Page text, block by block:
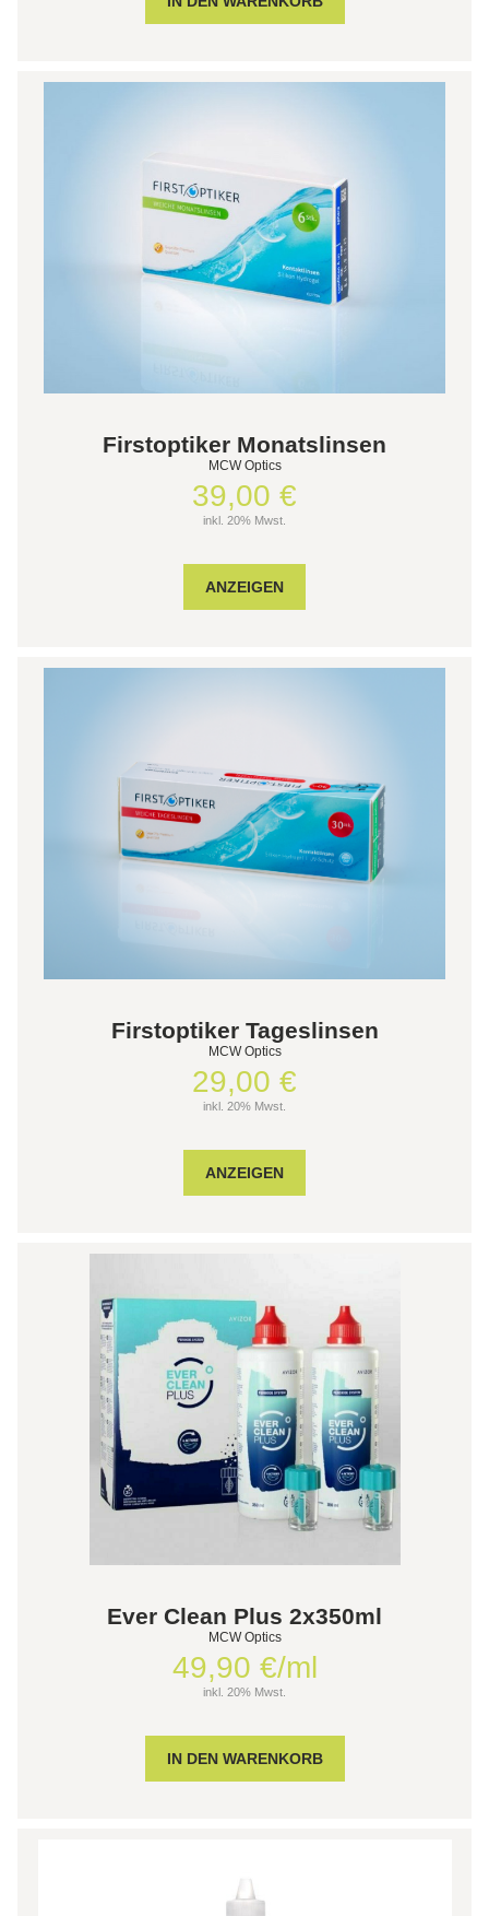
Firstoptiker Monatslinsen
MCW Optics
39,00 €
inkl. 20% Mwst.
ANZEIGEN
Firstoptiker Tageslinsen
MCW Optics
29,00 €
inkl. 20% Mwst.
ANZEIGEN
Ever Clean Plus 2x350ml
MCW Optics
49,90 €/ml
inkl. 20% Mwst.